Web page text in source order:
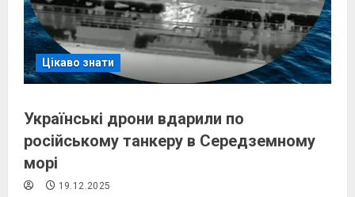
Цікаво знати
Українські дрони вдарили по
російському танкеру в Середземному
морі
19.12.2025